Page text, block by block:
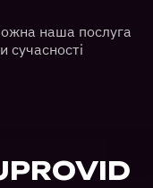
наша послуга
сучасності